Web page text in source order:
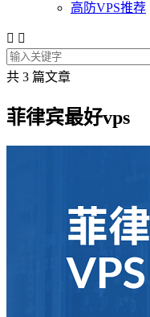
高防VPS推荐
 
共 3 篇文章
菲律宾最好vps